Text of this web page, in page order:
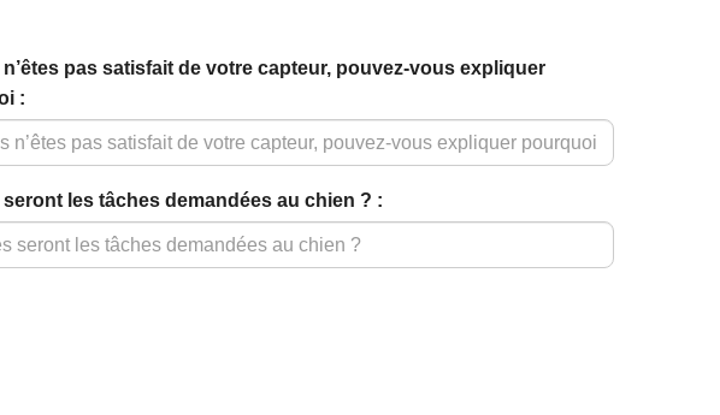
pas satisfait de votre capteur, pouvez-vous expliquer
:
seront les tâches demandées au chien ? :